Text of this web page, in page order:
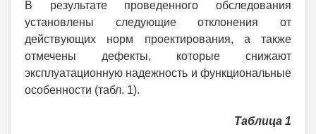
В результате проведенного обследования
установлены следующие отклонения от
действующих норм проектирования, а также
отмечены дефекты, которые снижают
эксплуатационную надежность и функциональные
особенности (табл. 1).
Таблица 1